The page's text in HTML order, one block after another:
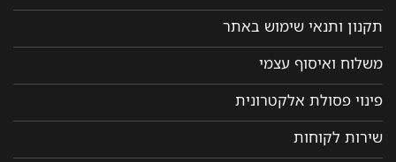
תקנון ותנאי שימוש באתר
משלוח ואיסוף עצמי
פינוי פסולת אלקטרונית
שירות לקוחות